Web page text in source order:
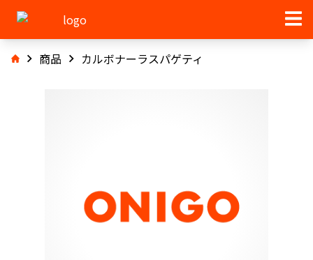
商品 カルボナーラスパゲティ